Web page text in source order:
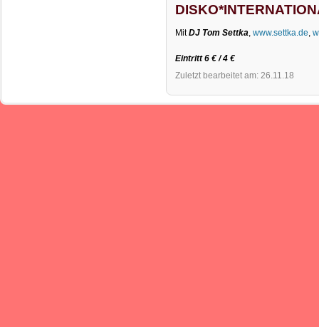
MitDJ Tom Settka www.settka.de ,
Eintritt 6 € / 4 €
Zuletzt bearbeitet am: 26.11.18